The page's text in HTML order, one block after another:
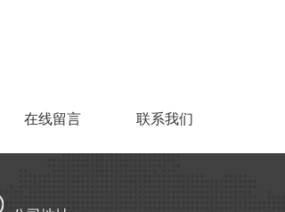
在线留言 联系我们